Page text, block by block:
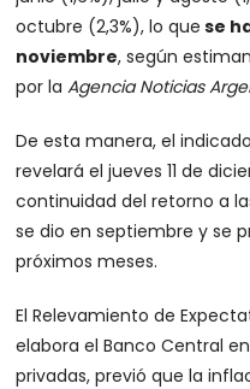
octubre (2,3%), lo que se
noviembre, según
por laAgencia Noticias
De esta manera, el
revelará el jueves 11 de
continuidad del retorno a
se dio en septiembre y se
próximos meses.
El Relevamiento de
elabora el Banco Central
privadas, previó que la